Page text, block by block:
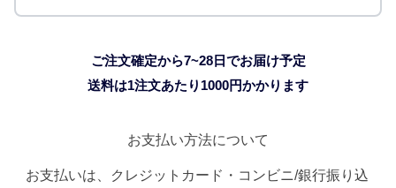
ご注文確定から7~28日でお届け予定
送料は1注文あたり 1000円かかります
お支払い方法について
お支払いは、クレジットカード・コンビニ/銀行振り込